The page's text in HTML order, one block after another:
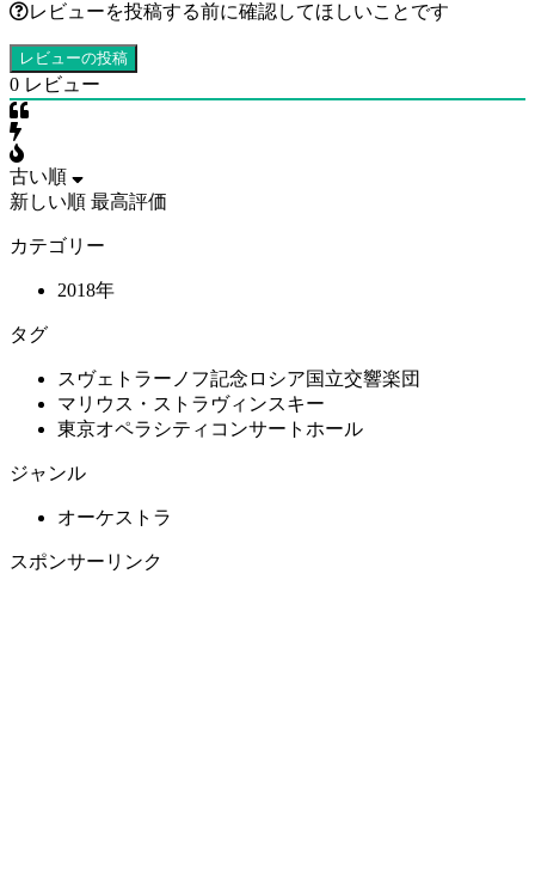
レビューを投稿する前に確認してほしいことです
0 レビュー
古い順
新しい順 最高評価
カテゴリー
2018年
タグ
スヴェトラーノフ記念ロシア国立交響楽団
マリウス・ストラヴィンスキー
東京オペラシティコンサートホール
ジャンル
オーケストラ
スポンサーリンク